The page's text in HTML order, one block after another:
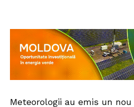
Meteorologii au emis un